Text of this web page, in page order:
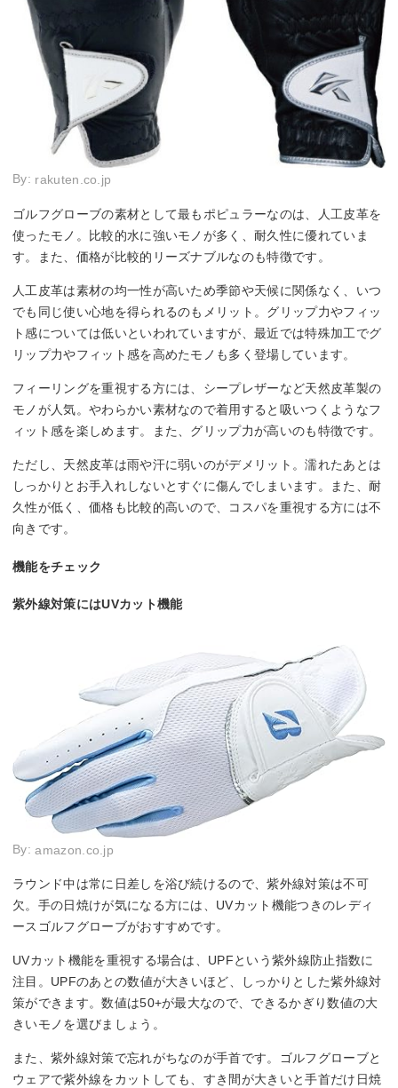
By: rakuten.co.jp
ゴルフグローブの素材として最もポピュラーなのは、人工皮革を
使ったモノ。比較的水に強いモノが多く、耐久性に優れていま
す。また、価格が比較的リーズナブルなのも特徴です。
人工皮革は素材の均一性が高いため季節や天候に関係なく、いつ
でも同じ使い心地を得られるのもメリット。グリップ力やフィッ
ト感については低いといわれていますが、最近では特殊加工でグ
リップ力やフィット感を高めたモノも多く登場しています。
フィーリングを重視する方には、シープレザーなど天然皮革製の
モノが人気。やわらかい素材なので着用すると吸いつくようなフ
ィット感を楽しめます。また、グリップ力が高いのも特徴です。
ただし、天然皮革は雨や汗に弱いのがデメリット。濡れたあとは
しっかりとお手入れしないとすぐに傷んでしまいます。また、耐
久性が低く、価格も比較的高いので、コスパを重視する方には不
向きです。
機能をチェック
紫外線対策にはUVカット機能
By:amazon.co.jp
ラウンド中は常に日差しを浴び続けるので、紫外線対策は不可
欠。手の日焼けが気になる方には、UVカット機能つきのレディ
ースゴルフグローブがおすすめです。
UVカット機能を重視する場合は、UPFという紫外線防止指数に
注目。UPFのあとの数値が大きいほど、しっかりとした紫外線対
策ができます。数値は50+が最大なので、できるかぎり数値の大
きいモノを選びましょう。
また、紫外線対策で忘れがちなのが手首です。ゴルフグローブと
ウェアで紫外線をカットしても、すき間が大きいと手首だけ日焼